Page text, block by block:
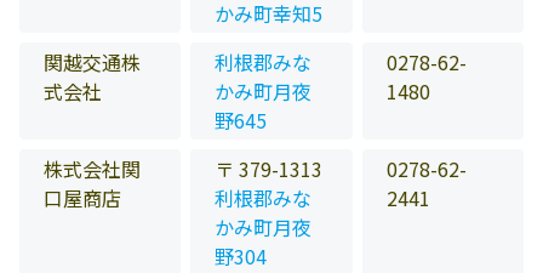
かみ町幸知5
関越交通株
式会社
利根郡みな
かみ町月夜
野645
0278-62-
1480
株式会社関
口屋商店
〒 379-1313
利根郡みな
かみ町月夜
野304
0278-62-
2441